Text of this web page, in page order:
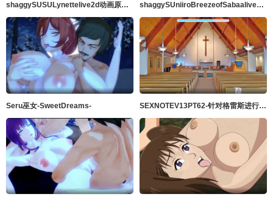
shaggySUSULynettelive2d动画原神带ASMR音频的完整版 shaggySUniiroBreezeofSabaalive2danimeGenshinImpactfurubaJohnkiMP4带ASMR音频
Seru巫女-SweetDreams- SEXNOTEV13PT62-针对格雷斯进行净化的阴茎